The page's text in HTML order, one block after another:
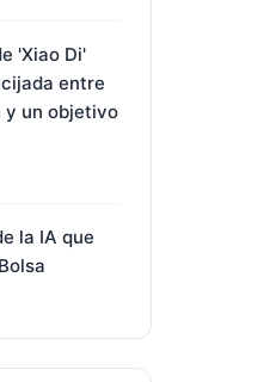
'Xiao Di'
entre
y un objetivo
la IA que